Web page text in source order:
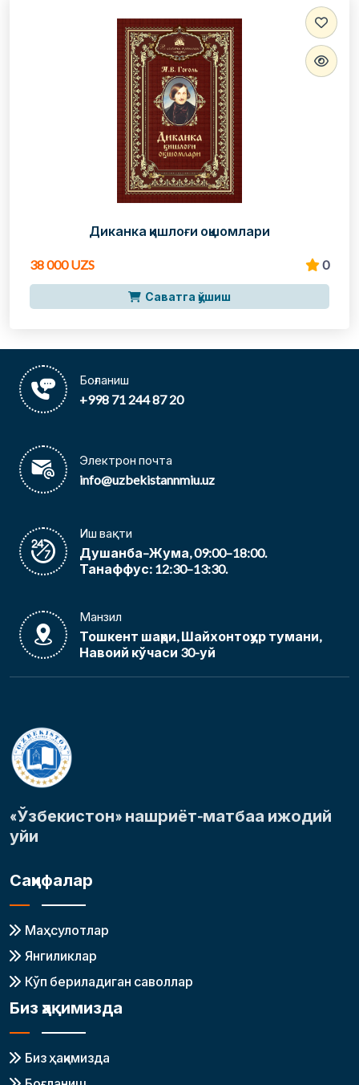
Диканка қишлоғи оқшомлари
38 000 UZS 0
Саватга қўшиш
Боғланиш
+998 71 244 87 20
Электрон почта
info@uzbekistannmiu.uz
Иш вақти
Душанба–Жума, 09:00–18:00.
Танаффус: 12:30–13:30.
Манзил
Тошкент шаҳри, Шайхонтоҳур тумани,
Навоий кўчаси 30-уй
«Ўзбекистон» нашриёт-матбаа ижодий
уйи
Саҳифалар
Маҳсулотлар
Янгиликлар
Кўп бериладиган саволлар
Биз ҳақимизда
Биз ҳақимизда